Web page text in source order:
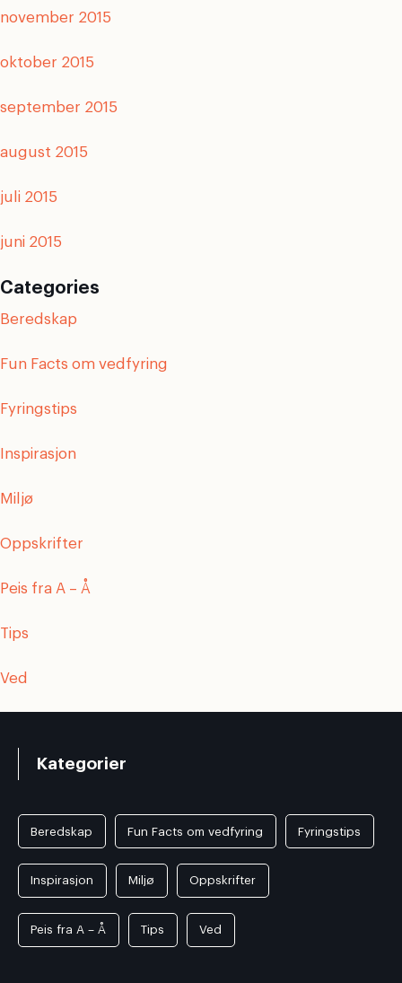
november 2015
oktober 2015
september 2015
august 2015
juli 2015
juni 2015
Categories
Beredskap
Fun Facts om vedfyring
Fyringstips
Inspirasjon
Miljø
Oppskrifter
Peis fra A – Å
Tips
Ved
Kategorier
Beredskap Fun Facts om vedfyring Fyringstips
Inspirasjon Miljø Oppskrifter
Peis fra A – Å Tips Ved